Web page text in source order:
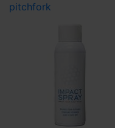
pitchfork